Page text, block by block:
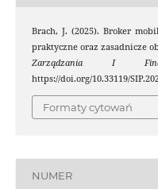
Brach, J. (2025). Broker
praktyczne oraz zasadnicze
Zarządzania I
https://doi.org/10.33119/
Formaty cytowań
NUMER